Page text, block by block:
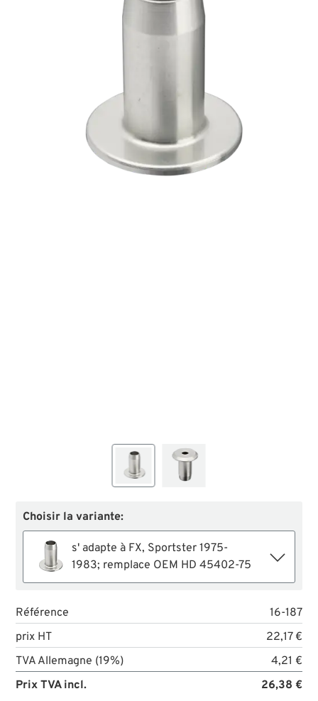
Choisir la variante:
s' adapte à FX, Sportster 1975-
1983; remplace OEM HD 45402-75
Référence
16-187
prix HT
22,17 €
TVA Allemagne (19%)
4,21 €
Prix TVA incl.
26,38 €